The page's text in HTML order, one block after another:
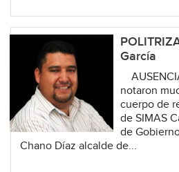
García
notaron
cuerpo de
de SIMAS
de
Chano Díaz alcalde de...